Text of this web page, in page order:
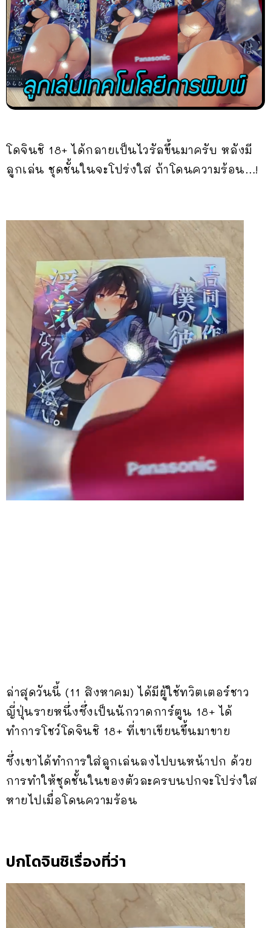
โดจินชิ 18+ ได้กลายเป็นไวรัลขึ้นมาครับ หลังมี
ลูกเล่น ชุดชั้นในจะโปร่งใส ถ้าโดนความร้อน…!
ล่าสุดวันนี้ (11 สิงหาคม) ได้มีผู้ใช้ทวิตเตอร์ชาว
ญี่ปุ่นรายหนึ่งซึ่งเป็นนักวาดการ์ตูน 18+ ได้
ทำการโชว์โดจินชิ 18+ ที่เขาเขียนขึ้นมาขาย
ซึ่งเขาได้ทำการใส่ลูกเล่นลงไปบนหน้าปก ด้วย
การทำให้ชุดชั้นในของตัวละครบนปกจะโปร่งใส
หายไปเมื่อโดนความร้อน
ปกโดจินชิเรื่องที่ว่า